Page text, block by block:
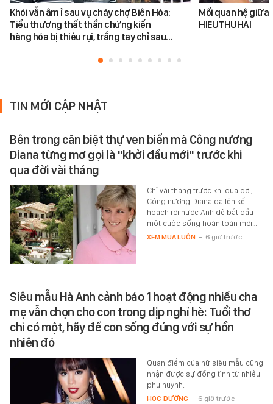
Khói vẫn âm ỉ sau vụ cháy chợ Biên Hòa:
Tiểu thương thất thần chứng kiến
hàng hóa bị thiêu rụi, trắng tay chỉ sau…
Mối quan hệ giữa
HIEUTHUHAI
TIN MỚI CẬP NHẬT
Bên trong căn biệt thự ven biển mà Công nương
Diana từng mơ gọi là "khởi đầu mới" trước khi
qua đời vài tháng
Chỉ vài tháng trước khi qua đời,
Công nương Diana đã lên kế
hoạch rời nước Anh để bắt đầu
một cuộc sống hoàn toàn mới…
XEM MUA LUÔN - 6 giờ trước
Siêu mẫu Hà Anh cảnh báo 1 hoạt động nhiều cha
mẹ vẫn chọn cho con trong dịp nghỉ hè: Tuổi thơ
chỉ có một, hãy để con sống đúng với sự hồn
nhiên đó
Quan điểm của nữ siêu mẫu cũng
nhận được sự đồng tình từ nhiều
phụ huynh.
HỌC ĐƯỜNG - 6 giờ trước